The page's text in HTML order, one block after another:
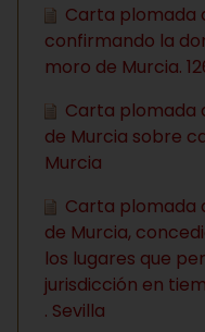
Carta plomada
confirmando la
moro de Murcia.
Carta plomada
de Murcia sobre
Murcia
Carta plomada
de Murcia,
los lugares que
jurisdicción en
. Sevilla